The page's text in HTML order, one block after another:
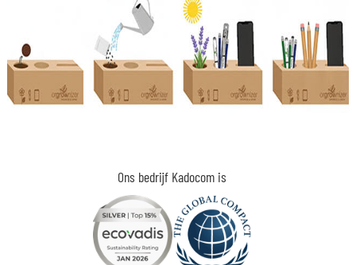
Ons bedrijf Kadocom is